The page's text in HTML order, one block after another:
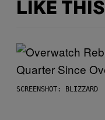
LIKE THIS
SCREENSHOT: BLIZZARD